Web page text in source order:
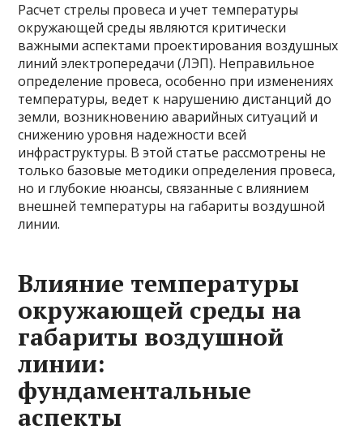
Расчет стрелы провеса и учет температуры
окружающей среды являются критически
важными аспектами проектирования воздушных
линий электропередачи (ЛЭП). Неправильное
определение провеса, особенно при изменениях
температуры, ведет к нарушению дистанций до
земли, возникновению аварийных ситуаций и
снижению уровня надежности всей
инфраструктуры. В этой статье рассмотрены не
только базовые методики определения провеса,
но и глубокие нюансы, связанные с влиянием
внешней температуры на габариты воздушной
линии.
Влияние температуры
окружающей среды на
габариты воздушной
линии:
фундаментальные
аспекты